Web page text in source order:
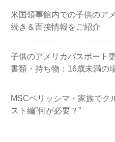
米国領事館内での子供のア
続き＆面接情報をご紹介
子供のアメリカパスポート
書類・持ち物：16歳未満の
MSCベリッシマ・家族でク
スト編”何が必要？”